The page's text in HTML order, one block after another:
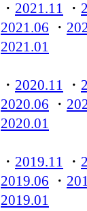
・ 2021.11 ・
2021.06 ・
2021.01
・ 2020.11 ・
2020.06 ・
2020.01
・ 2019.11 ・
2019.06 ・
2019.01